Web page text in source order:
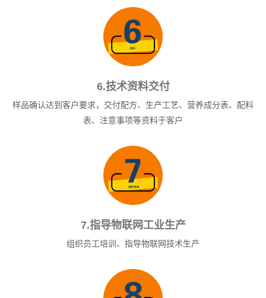
6.技术资料交付
样品确认达到客户要求，交付配方、生产工艺、营养成分表、配料
表、注意事项等资料于客户
7.指导物联网工业生产
组织员工培训、指导物联网技术生产